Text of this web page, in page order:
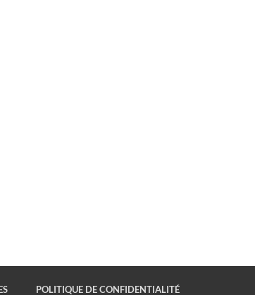
POLITIQUE DE CONFIDENTIALITÉ